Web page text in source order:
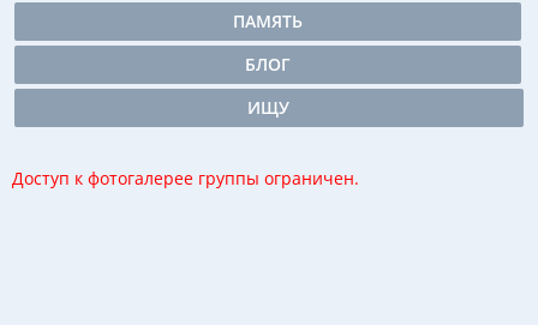
ПАМЯТЬ
БЛОГ
ИЩУ
Доступ к фотогалерее группы ограничен.